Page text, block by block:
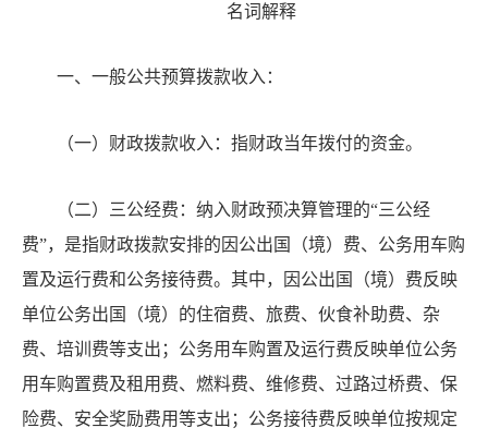
名词解释
一、一般公共预算拨款收入：
（一）财政拨款收入：指财政当年拨付的资金。
（二）三公经费：纳入财政预决算管理的“三公经
费”，是指财政拨款安排的因公出国（境）费、公务用车购
置及运行费和公务接待费。其中，因公出国（境）费反映
单位公务出国（境）的住宿费、旅费、伙食补助费、杂
费、培训费等支出；公务用车购置及运行费反映单位公务
用车购置费及租用费、燃料费、维修费、过路过桥费、保
险费、安全奖励费用等支出；公务接待费反映单位按规定